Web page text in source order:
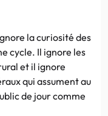
la curiosité des
cycle. Il ignore les
et il ignore
qui assument au
de jour comme